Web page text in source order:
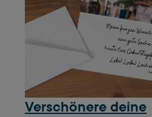
Verschönere deine